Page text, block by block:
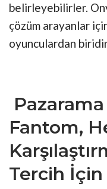
belirleyebilirler.
çözüm arayanlar
oyunculardan
Fantom,
Tercih İçin